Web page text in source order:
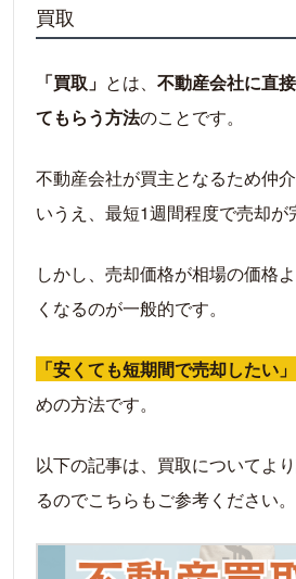
買取
「買取」 とは、 不動産会社に直
てもらう方法のことです。
不動産会社が買主となるため仲
いうえ、最短1週間程度で売却が
しかし、売却価格が相場の価格
くなるのが一般的です。
「安くても短期間で売却したい
めの方法です。
以下の記事は、買取についてよ
るのでこちらもご参考ください。